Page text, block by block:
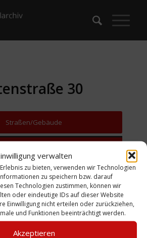
verwalten
zu bieten, verwenden wir Technologien
zu speichern bzw. darauf
Technologien zustimmen, können wir
oder eindeutige IDs auf dieser Website
Einwilligung nicht erteilen oder zurückziehen,
und Funktionen beeinträchtigt werden.
Akzeptieren
30
Straßen/Gebäude